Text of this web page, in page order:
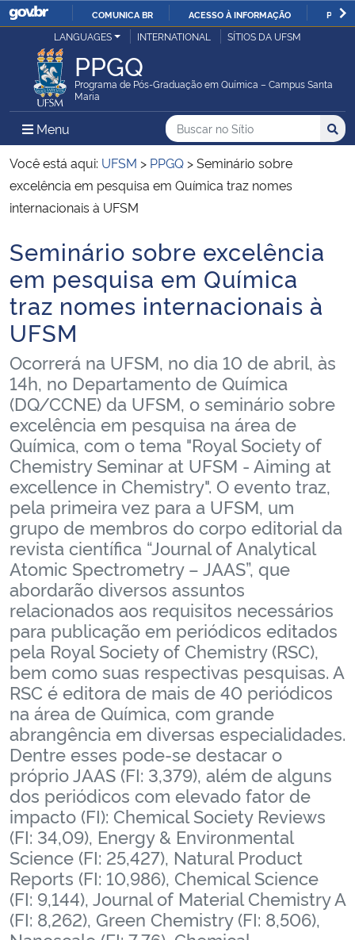
IR
O
COMUNICA BR ACESSO À INFORMAÇÃO
Ministério da Justiça e Segurança Pública
Ministério da Defesa
Ministério das Relações Exteriores
Ministério da Economia
Ministério da Infraestrutura
Ministério da Agricultura, Pecuária e Abastecimento
Ministério da Educação
Ministério da Cidadania
Ministério da Saúde
Ministério de Minas e Energia
Ministério da Ciência, Tecnologia, Inovações e Comunicações
Ministério do Meio Ambiente
Ministério do Turismo
Ministério do Desenvolvimento Regional
Controladoria-Geral da União
Ministério da Mulher, da Família e dos Direitos Humanos
Secretaria-Geral
Secretaria de Governo
Gabinete de Segurança Institucional
Advocacia-Geral da União
Banco Central do Brasil
LANGUAGES INTERNATIONAL SÍTIOS DA UFSM
PPGQ
Programa de Pós-Graduação em Química – Campus Santa
Maria
Menu Menu Principal do Sítio
Busca
Buscar no no Sítio
Busca:
Você está aqui: UFSM > PPGQ >Seminário sobre
excelência em pesquisa em Química traz nomes
internacionais à UFSM
Início do conteúdo
Seminário sobre excelência
em pesquisa em Química
traz nomes internacionais à
UFSM
Ocorrerá na UFSM, no dia 10 de abril, às
14h, no Departamento de Química
(DQ/CCNE) da UFSM, o seminário sobre
excelência em pesquisa na área de
Química, com o tema "Royal Society of
Chemistry Seminar at UFSM - Aiming at
excellence in Chemistry". O evento traz,
pela primeira vez para a UFSM, um
grupo de membros do corpo editorial da
revista científica “Journal of Analytical
Atomic Spectrometry – JAAS”, que
abordarão diversos assuntos
relacionados aos requisitos necessários
para publicação em periódicos editados
pela Royal Society of Chemistry (RSC),
bem como suas respectivas pesquisas. A
RSC é editora de mais de 40 periódicos
na área de Química, com grande
abrangência em diversas especialidades.
Dentre esses pode-se destacar o
próprio JAAS (FI: 3,379), além de alguns
dos periódicos com elevado fator de
impacto (FI): Chemical Society Reviews
(FI: 34,09), Energy & Environmental
Science (FI: 25,427), Natural Product
Reports (FI: 10,986), Chemical Science
(FI: 9,144), Journal of Material Chemistry A
(FI: 8,262), Green Chemistry (FI: 8,506),